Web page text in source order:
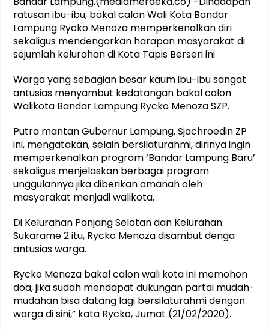
ratusan ibu-ibu, bakal calon Wali Kota Bandar
Lampung Rycko Menoza memperkenalkan diri
sekaligus mendengarkan harapan masyarakat di
sejumlah kelurahan di Kota Tapis Berseri ini
Warga yang sebagian besar kaum ibu-ibu sangat
antusias menyambut kedatangan bakal calon
Walikota Bandar Lampung Rycko Menoza SZP.
Putra mantan Gubernur Lampung, Sjachroedin ZP
ini, mengatakan, selain bersilaturahmi, dirinya ingin
memperkenalkan program ‘Bandar Lampung Baru’
sekaligus menjelaskan berbagai program
unggulannya jika diberikan amanah oleh
masyarakat menjadi walikota.
Di Kelurahan Panjang Selatan dan Kelurahan
Sukarame 2 itu, Rycko Menoza disambut denga
antusias warga.
Rycko Menoza bakal calon wali kota ini memohon
doa, jika sudah mendapat dukungan partai mudah-
mudahan bisa datang lagi bersilaturahmi dengan
warga di sini,” kata Rycko, Jumat (21/02/2020).